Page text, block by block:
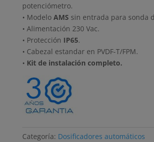
potenciómetro.
• Modelo AMS sin entrada para sonda
• Alimentación 230 Vac.
• Protección IP65.
• Cabezal estandar en PVDF-T/FPM.
• Kit de instalación completo.
Categoría: Dosificadores automáticos